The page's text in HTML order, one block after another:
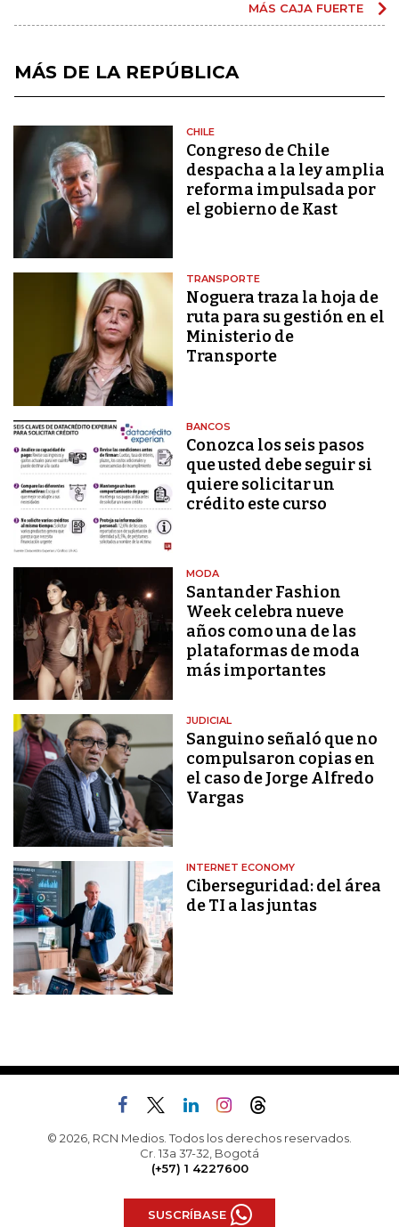
MÁS CAJA FUERTE
MÁS DE LA REPÚBLICA
CHILE
Congreso de Chile
despacha a la ley amplia
reforma impulsada por
el gobierno de Kast
TRANSPORTE
Noguera traza la hoja de
ruta para su gestión en el
Ministerio de
Transporte
BANCOS
Conozca los seis pasos
que usted debe seguir si
quiere solicitar un
crédito este curso
MODA
Santander Fashion
Week celebra nueve
años como una de las
plataformas de moda
más importantes
JUDICIAL
Sanguino señaló que no
compulsaron copias en
el caso de Jorge Alfredo
Vargas
INTERNET ECONOMY
Ciberseguridad: del área
de TI a las juntas
© 2026, RCN Medios. Todos los derechos reservados.
Cr. 13a 37-32, Bogotá
(+57) 1 4227600
SUSCRÍBASE